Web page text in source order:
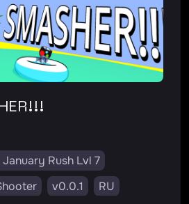
Rush Lvl 7
v0.0.1
RU